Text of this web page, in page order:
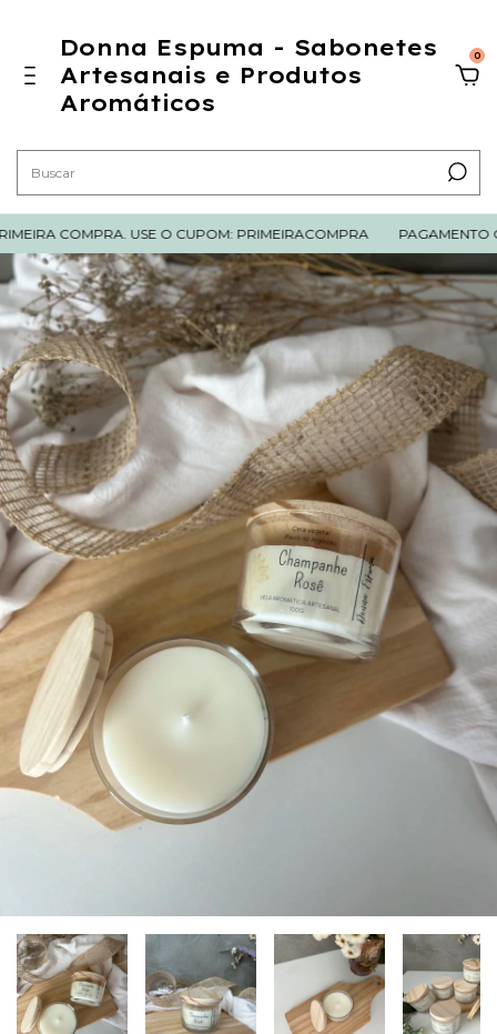
Donna Espuma - Sabonetes
Artesanais e Produtos
Aromáticos
0
COMPRA. USE O CUPOM: PRIMEIRACOMPRA PAGAMENTO